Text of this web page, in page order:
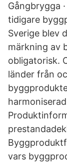
Gångbrygga
tidigare
Sverige blev
märkning av
obligatorisk.
länder från
vars